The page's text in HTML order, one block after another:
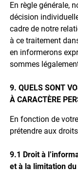
En règle générale,
décision
cadre de notre
à ce traitement
en informerons
sommes
9. QUELS SONT
À CARACTÈRE
En fonction de
prétendre aux
9.1 Droit à
et à la limitation